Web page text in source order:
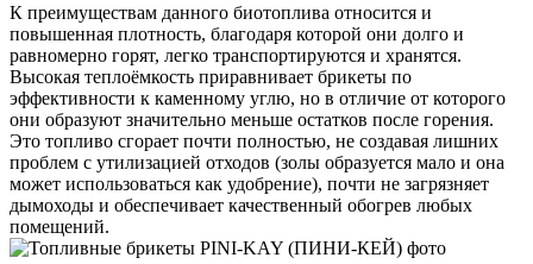
К преимуществам данного биотоплива относится и
повышенная плотность, благодаря которой они долго и
равномерно горят, легко транспортируются и хранятся.
Высокая теплоёмкость приравнивает брикеты по
эффективности к каменному углю, но в отличие от которого
они образуют значительно меньше остатков после горения.
Это топливо сгорает почти полностью, не создавая лишних
проблем с утилизацией отходов (золы образуется мало и она
может использоваться как удобрение), почти не загрязняет
дымоходы и обеспечивает качественный обогрев любых
помещений.